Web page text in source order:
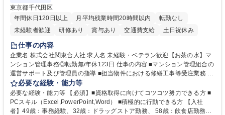
東京都千代田区
年間休日120日以上
月平均残業時間20時間以内
転勤なし
未経験者歓迎
研修あり 賞与あり 交通費支給 土日祝休み
仕事の内容
企業名 株式会社関東合人社 求人名 未経験・ベテラン歓迎【お茶の水】マ
ンション管理事務◎転勤無/年休123日 仕事の内容 ■マンション管理組合の
運営サポート及び管理員の指導 ■担当物件における修繕工事等受注業務 ■
事務所内での事務業務等 ★異業界からの転職者が多数活躍しています
【年収補足】532万円 ＋別途インセンティヴで平均約100万円/年（昨年度
実績） ＋管理業務主任者資格手当50,000円/月 ★親会社である株式会社合
人社計画研究所社のグループ会社として、質の高いサービスと適性価格を
必要な経験・能力等
必要な経験・能力等 【必須】■資格取得に向けてコツコツ努力できる方 ■
PCスキル（Excel,PowerPoint,Word） ■積極的に行動できる方 【入社
者】49歳：事務経験、32歳：ドラッグストア勤務、 58歳：飲食店勤務